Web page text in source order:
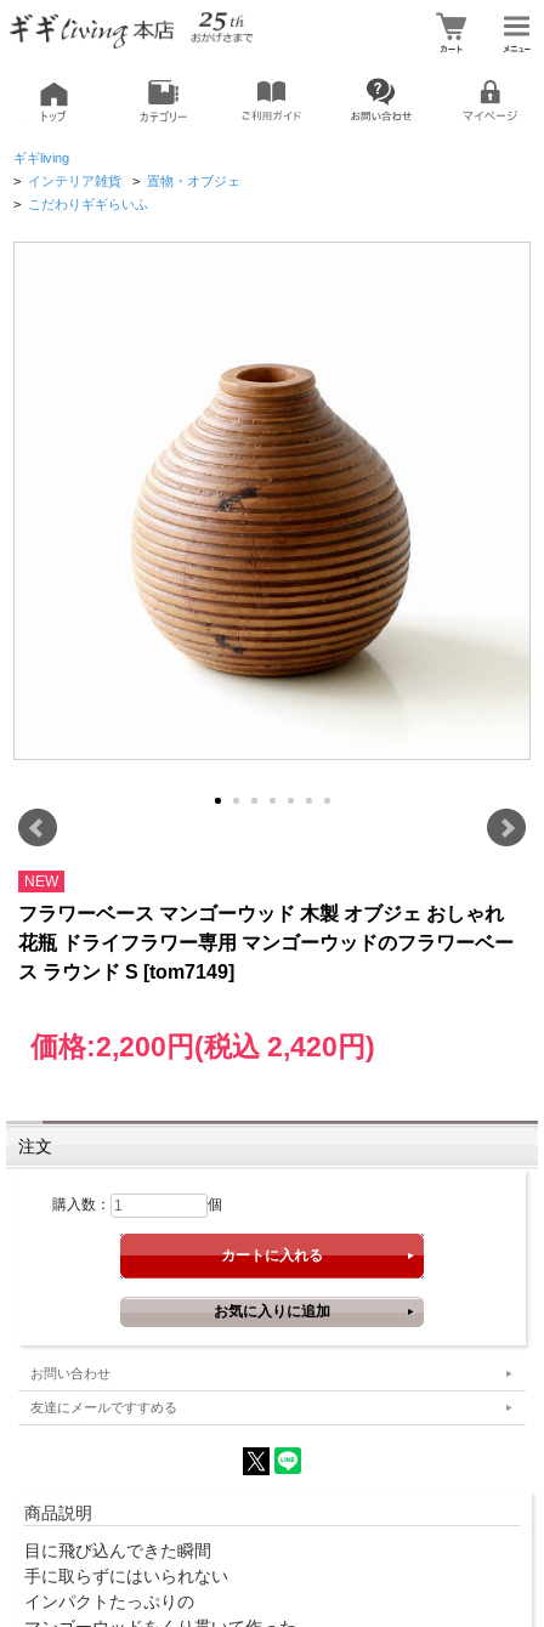
ギギliving
> インテリア雑貨 > 置物・オブジェ
> こだわりギギらいふ
NEW
フラワーベース マンゴーウッド 木製 オブジェ おしゃれ
花瓶 ドライフラワー専用 マンゴーウッドのフラワーベー
ス ラウンド S [tom7149]
価格:2,200円(税込 2,420円)
注文
購入数： 個
お問い合わせ
友達にメールですすめる
商品説明
目に飛び込んできた瞬間
手に取らずにはいられない
インパクトたっぷりの